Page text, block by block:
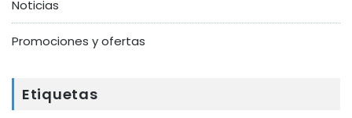
Noticias
Promociones y ofertas
Etiquetas